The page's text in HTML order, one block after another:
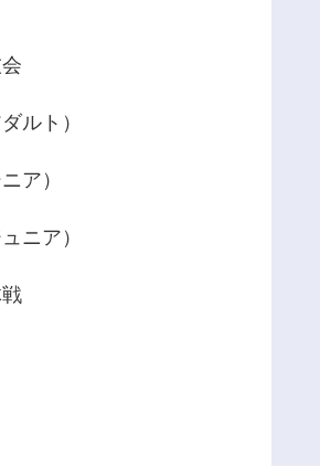
ルト）
ア）
ニア）